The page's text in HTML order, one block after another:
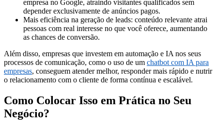
empresa no Google, atraindo visitantes qualificados sem
depender exclusivamente de anúncios pagos.
Mais eficiência na geração de leads: conteúdo relevante atrai
pessoas com real interesse no que você oferece, aumentando
as chances de conversão.
Além disso, empresas que investem em automação e IA nos seus
processos de comunicação, como o uso de um chatbot com IA para
empresas, conseguem atender melhor, responder mais rápido e nutrir
o relacionamento com o cliente de forma contínua e escalável.
Como Colocar Isso em Prática no Seu
Negócio?